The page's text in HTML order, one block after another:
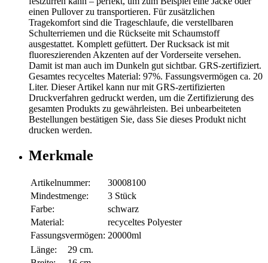
einen Pullover zu transportieren. Für zusätzlichen
Tragekomfort sind die Trageschlaufe, die verstellbaren
Schulterriemen und die Rückseite mit Schaumstoff
ausgestattet. Komplett gefüttert. Der Rucksack ist mit
fluoreszierenden Akzenten auf der Vorderseite versehen.
Damit ist man auch im Dunkeln gut sichtbar. GRS-zertifiziert.
Gesamtes recyceltes Material: 97%. Fassungsvermögen ca. 20
Liter. Dieser Artikel kann nur mit GRS-zertifizierten
Druckverfahren gedruckt werden, um die Zertifizierung des
gesamten Produkts zu gewährleisten. Bei unbearbeiteten
Bestellungen bestätigen Sie, dass Sie dieses Produkt nicht
drucken werden.
Merkmale
Artikelnummer:
30008100
Mindestmenge:
3 Stück
Farbe:
schwarz
Material:
recyceltes Polyester
Fassungsvermögen: 20000ml
Länge:
29 cm.